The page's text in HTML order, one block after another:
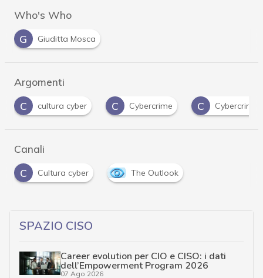
Who's Who
G
Giuditta Mosca
Argomenti
C
Cybercrime C Cybercriminali D DDoS
Canali
C
Cultura cyber The Outlook
SPAZIO CISO
Career evolution per CIO e CISO: i dati
dell’Empowerment Program 2026
07 Ago 2026